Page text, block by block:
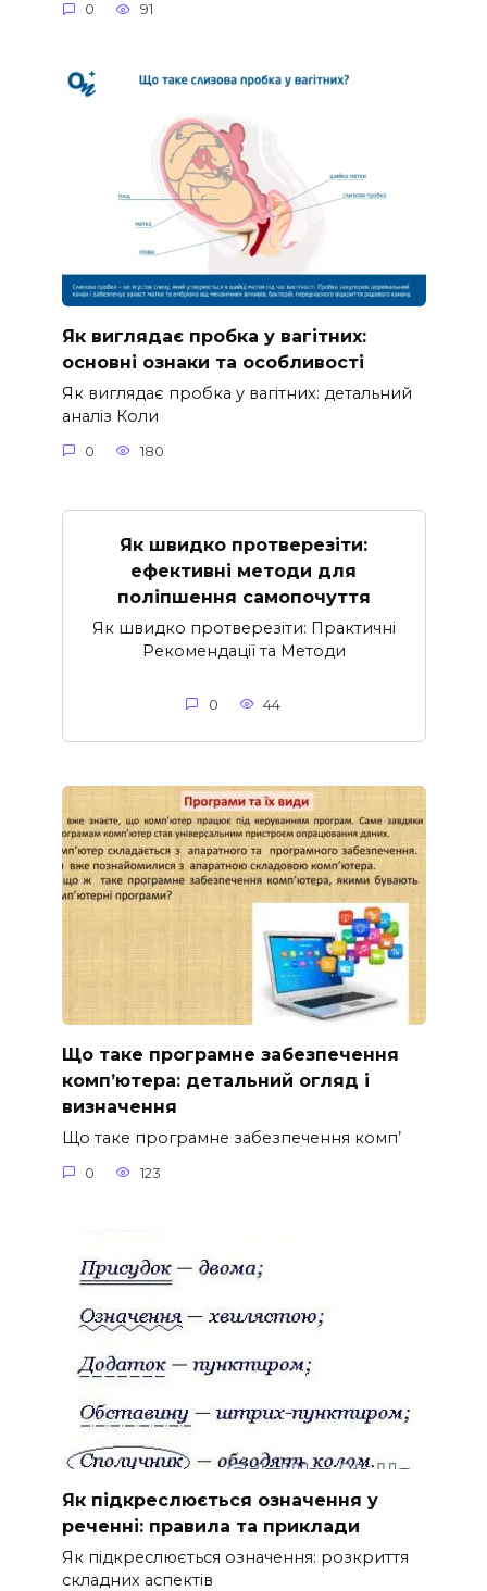
0 91
Як виглядає пробка у вагітних:
основні ознаки та особливості
Як виглядає пробка у вагітних: детальний
аналіз Коли
0 180
Як швидко протверезіти:
ефективні методи для
поліпшення самопочуття
Як швидко протверезіти: Практичні
Рекомендації та Методи
0 44
Що таке програмне забезпечення
комп’ютера: детальний огляд і
визначення
Що таке програмне забезпечення комп’
0 123
Як підкреслюється означення у
реченні: правила та приклади
Як підкреслюється означення: розкриття
складних аспектів